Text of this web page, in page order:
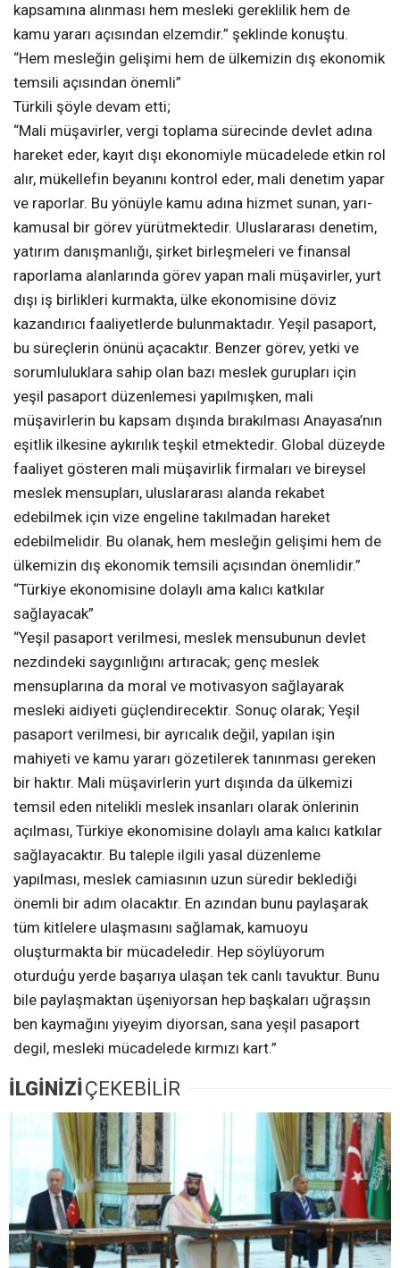
kapsamına alınması hem mesleki gereklilik hem de
kamu yararı açısından elzemdir.” şeklinde konuştu.
“Hem mesleğin gelişimi hem de ülkemizin dış ekonomik
temsili açısından önemli”
Türkili şöyle devam etti;
“Mali müşavirler, vergi toplama sürecinde devlet adına
hareket eder, kayıt dışı ekonomiyle mücadelede etkin rol
alır, mükellefin beyanını kontrol eder, mali denetim yapar
ve raporlar. Bu yönüyle kamu adına hizmet sunan, yarı-
kamusal bir görev yürütmektedir. Uluslararası denetim,
yatırım danışmanlığı, şirket birleşmeleri ve finansal
raporlama alanlarında görev yapan mali müşavirler, yurt
dışı iş birlikleri kurmakta, ülke ekonomisine döviz
kazandırıcı faaliyetlerde bulunmaktadır. Yeşil pasaport,
bu süreçlerin önünü açacaktır. Benzer görev, yetki ve
sorumluluklara sahip olan bazı meslek gurupları için
yeşil pasaport düzenlemesi yapılmışken, mali
müşavirlerin bu kapsam dışında bırakılması Anayasa’nın
eşitlik ilkesine aykırılık teşkil etmektedir. Global düzeyde
faaliyet gösteren mali müşavirlik firmaları ve bireysel
meslek mensupları, uluslararası alanda rekabet
edebilmek için vize engeline takılmadan hareket
edebilmelidir. Bu olanak, hem mesleğin gelişimi hem de
ülkemizin dış ekonomik temsili açısından önemlidir.”
“Türkiye ekonomisine dolaylı ama kalıcı katkılar
sağlayacak”
“Yeşil pasaport verilmesi, meslek mensubunun devlet
nezdindeki saygınlığını artıracak; genç meslek
mensuplarına da moral ve motivasyon sağlayarak
mesleki aidiyeti güçlendirecektir. Sonuç olarak; Yeşil
pasaport verilmesi, bir ayrıcalık değil, yapılan işin
mahiyeti ve kamu yararı gözetilerek tanınması gereken
bir haktır. Mali müşavirlerin yurt dışında da ülkemizi
temsil eden nitelikli meslek insanları olarak önlerinin
açılması, Türkiye ekonomisine dolaylı ama kalıcı katkılar
sağlayacaktır. Bu taleple ilgili yasal düzenleme
yapılması, meslek camiasının uzun süredir beklediği
önemli bir adım olacaktır. En azından bunu paylaşarak
tüm kitlelere ulaşmasını sağlamak, kamuoyu
oluşturmakta bir mücadeledir. Hep söylüyorum
oturduģu yerde başarıya ulaşan tek canlı tavuktur. Bunu
bile paylaşmaktan üşeniyorsan hep başkaları uğraşsın
ben kaymağını yiyeyim diyorsan, sana yeşil pasaport
degil, mesleki mücadelede kırmızı kart.”
İLGİNİZİÇEKEBİLİR